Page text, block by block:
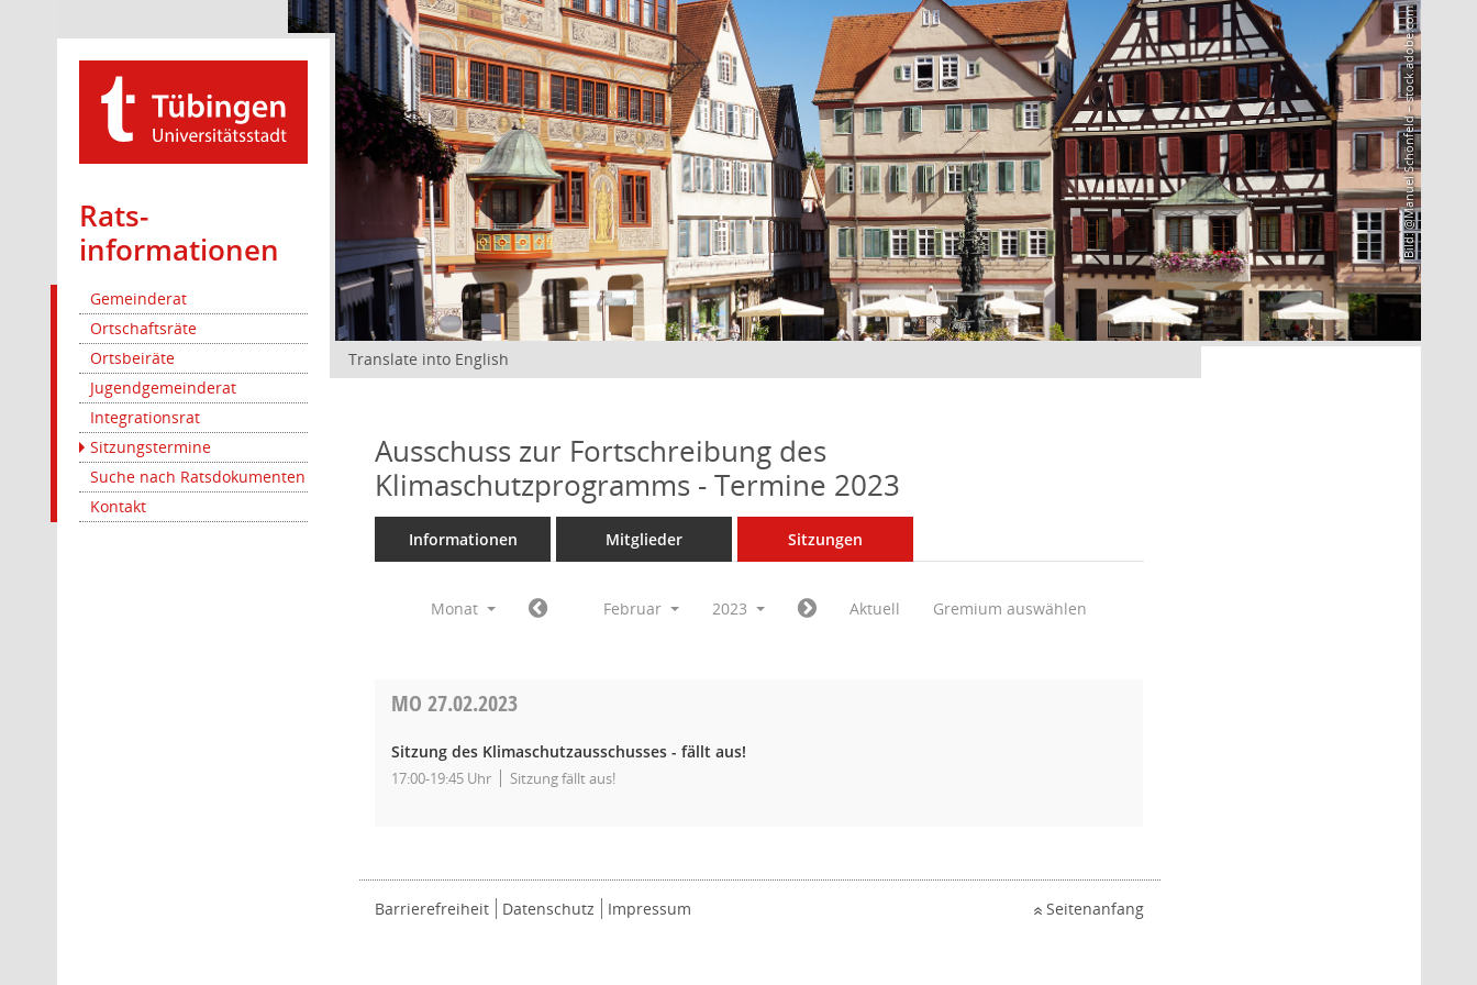
Rats­
informationen
Gemeinderat
Ortschaftsräte
Ortsbeiräte
Jugendgemeinderat
Integrationsrat
Sitzungstermine
Suche nach Ratsdokumenten
Kontakt
Bild: @Manuel Schönfeld – stock.adobe.com
Translate into English
Ausschuss zur Fortschreibung des
Klimaschutzprogramms - Termine 2023
Informationen Mitglieder Sitzungen
Monat Februar 2023 Aktuell Gremium auswählen
MO27.02.2023
Sitzung des Klimaschutzausschusses - fällt aus!
17:00-19:45 Uhr Sitzung fällt aus!
Barrierefreiheit Datenschutz Impressum Seitenanfang